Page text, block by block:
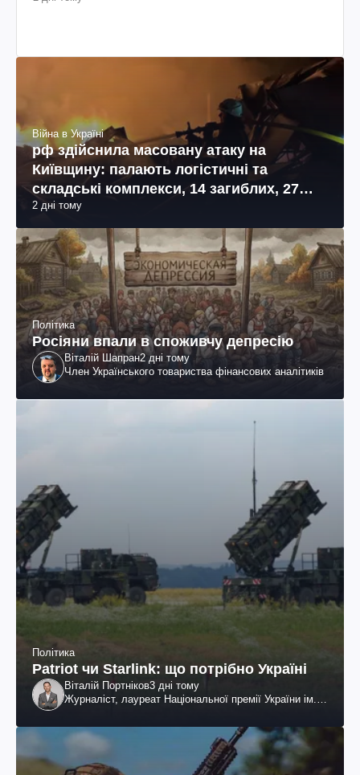
Війна в Україні
рф здійснила масовану атаку на
Київщину: палають логістичні та
складські комплекси, 14 загиблих, 27
поранених (фото, відео)
2 дні тому
Політика
Росіяни впали в споживчу депресію
Віталій Шапран2 дні тому
Член Українського товариства фінансових аналітиків
Політика
Patriot чи Starlink: що потрібно Україні
Віталій Портніков3 дні тому
Журналіст, лауреат Національної премії України ім.